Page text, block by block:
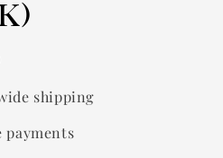
shipping
payments